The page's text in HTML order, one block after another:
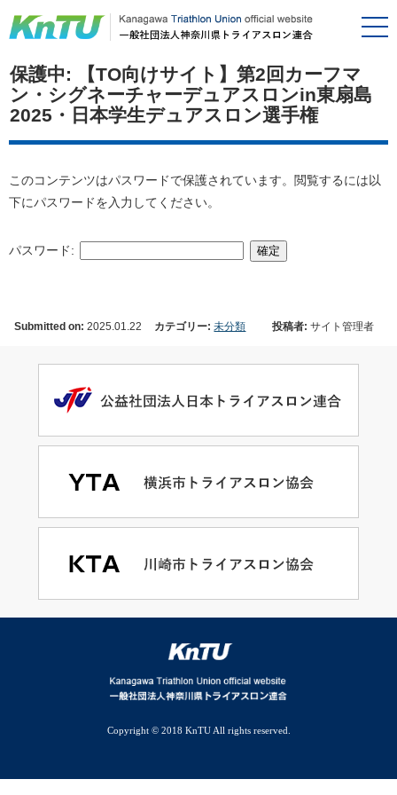
保護中: 【TO向けサイト】第2回カーフマ
ン・シグネーチャーデュアスロンin東扇島
2025・日本学生デュアスロン選手権
このコンテンツはパスワードで保護されています。閲覧するには以
下にパスワードを入力してください。
パスワード:
Submitted on: 2025.01.22 カテゴリー: 未分類 投稿者: サイト管理者
Copyright © 2018 KnTU All rights reserved.